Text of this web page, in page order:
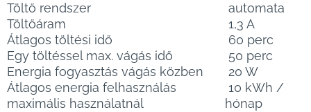
Töltő rendszer
automata
Töltőáram
1,3 A
Átlagos töltési idő
60 perc
Egy töltéssel max. vágás idő
50 perc
Energia fogyasztás vágás közben
20 W
Átlagos energia felhasználás
maximális használatnál
10 kWh /
hónap